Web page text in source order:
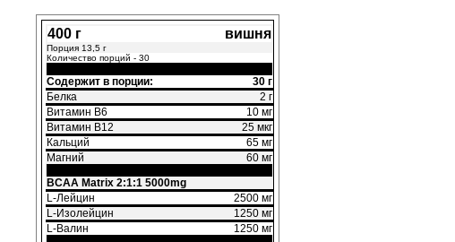
400 г вишня
Порция 13,5 г
Количество порций - 30
Содержит в порции:
30 г
Белка
2 г
Витамин В6
10 мг
Витамин В12
25 мкг
Кальций
65 мг
Магний
60 мг
BCAA Matrix 2:1:1 5000mg
L-Лейцин
2500 мг
L-Изолейцин
1250 мг
L-Валин
1250 мг